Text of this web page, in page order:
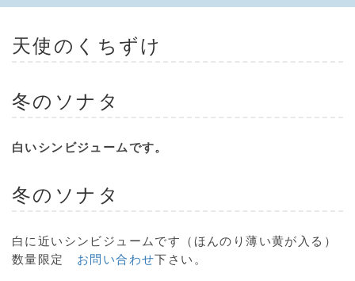
天使のくちずけ
冬のソナタ
白いシンビジュームです。
冬のソナタ
白に近いシンビジュームです（ほんのり薄い黄が入る）
数量限定 お問い合わせ下さい。